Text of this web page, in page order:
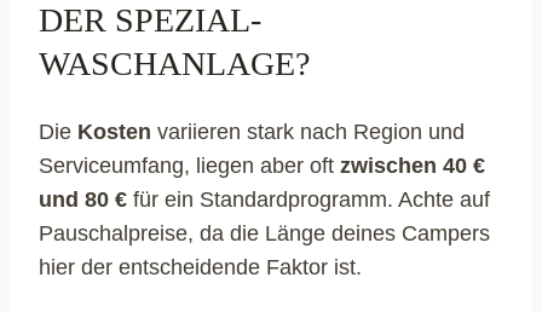
DER SPEZIAL-
WASCHANLAGE?
Die Kosten variieren stark nach Region und
Serviceumfang, liegen aber oft zwischen 40 €
und 80 € für ein Standardprogramm. Achte auf
Pauschalpreise, da die Länge deines Campers
hier der entscheidende Faktor ist.